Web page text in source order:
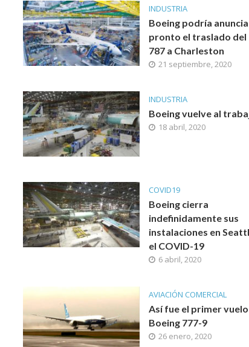
INDUSTRIA
Boeing podría
pronto el traslado del
787 a Charleston
21 septiembre, 2020
INDUSTRIA
Boeing vuelve al
18 abril, 2020
COVID19
Boeing cierra
indefinidamente sus
instalaciones en
el COVID-19
6 abril, 2020
AVIACIÓN COMERCIAL
Así fue el primer
Boeing 777-9
26 enero, 2020